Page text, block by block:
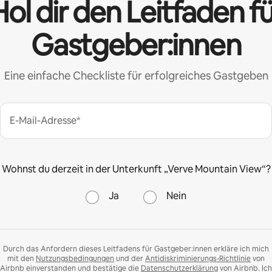
dir den Leitfaden
Gastgeber:innen
Eine einfache Checkliste für erfolgreiches Gastgeben
E-Mail-Adresse*
Wohnst du derzeit in der Unterkunft „Verve Mountain View“?
Ja Nein
Durch das Anfordern dieses Leitfadens für Gastgeber:innen erkläre ich mich
mit den Nutzungsbedingungen und der Antidiskriminierungs-Richtlinievon
Airbnb einverstanden und bestätige die Datenschutzerklärungvon Airbnb. Ich